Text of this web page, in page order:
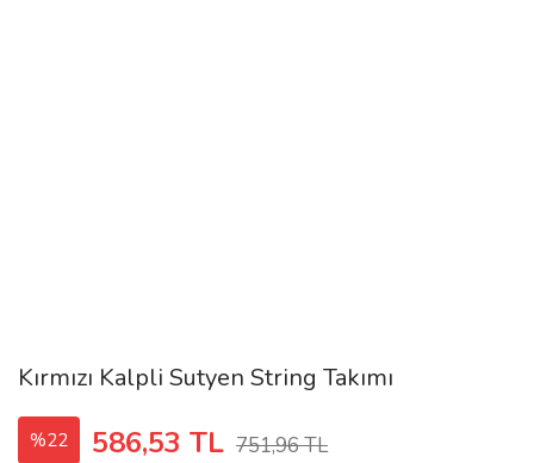
Kırmızı Kalpli Sutyen String Takımı
%22 586,53 TL 751,96 TL